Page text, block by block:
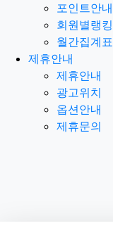
포인트안내
회원별랭킹
월간집계표
제휴안내
제휴안내
광고위치
옵션안내
제휴문의